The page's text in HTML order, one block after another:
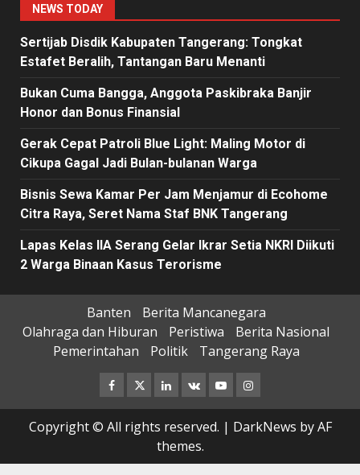
NEWS TODAY
Sertijab Disdik Kabupaten Tangerang: Tongkat
Estafet Beralih, Tantangan Baru Menanti
Bukan Cuma Bangga, Anggota Paskibraka Banjir
Honor dan Bonus Finansial
Gerak Cepat Patroli Blue Light: Maling Motor di
Cikupa Gagal Jadi Bulan-bulanan Warga
Bisnis Sewa Kamar Per Jam Menjamur di Ecohome
Citra Raya, Seret Nama Staf BNK Tangerang
Lapas Kelas IIA Serang Gelar Ikrar Setia NKRI Diikuti
2 Warga Binaan Kasus Terorisme
Banten
Berita Mancanegara
Olahraga dan Hiburan
Peristiwa
Berita Nasional
Pemerintahan
Politik Tangerang Raya
Facebook
TwitterLinkedin
VK YoutubeInstagram
Copyright © All rights reserved. | DarkNews by AF
themes.